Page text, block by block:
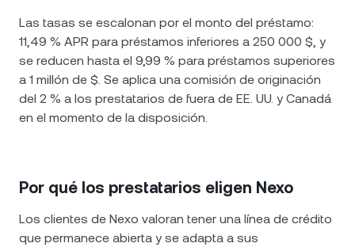
Las tasas se escalonan por el monto del préstamo:
11,49 % APR para préstamos inferiores a 250 000 $, y
se reducen hasta el 9,99 % para préstamos superiores
a 1 millón de $. Se aplica una comisión de originación
del 2 % a los prestatarios de fuera de EE. UU. y Canadá
en el momento de la disposición.
Por qué los prestatarios eligen Nexo
Los clientes de Nexo valoran tener una línea de crédito
que permanece abierta y se adapta a sus